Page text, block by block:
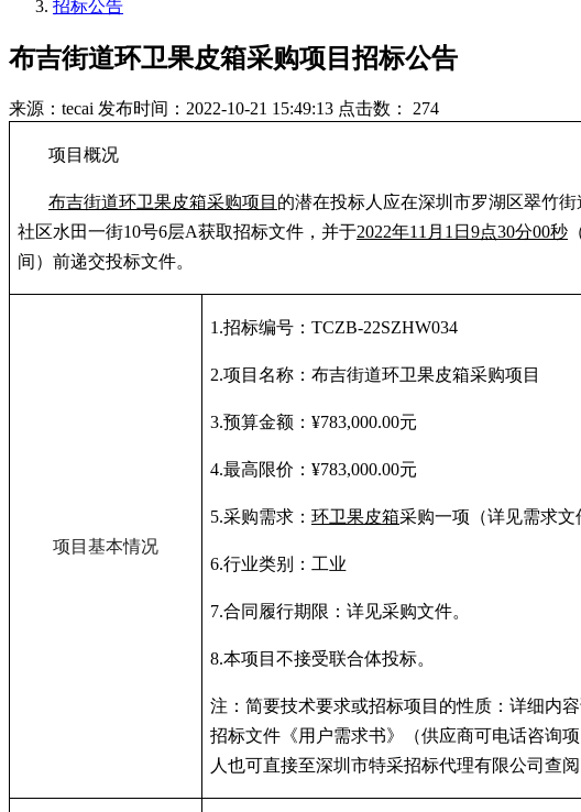
招标公告
布吉街道环卫果皮箱采购项目招标公告
来源：tecai 发布时间：2022-10-21 15:49:13 点击数： 274
项目概况
布吉街道环卫果皮箱采购项目 的潜在投标人应在深圳市罗湖区翠竹街
社区水田一街10号6层A获取招标文件，并于2022年11 月 1 日 9点30分00秒
间）前递交投标文件。
项目基本情况
1.招标编号： TCZB-22SZHW034
2.项目名称：布吉街道环卫果皮箱采购项目
3.预算金额： ¥783,000.00元
4.最高限价： ¥783,000.00元
5.采购需求： 环卫果皮箱采购一项（详见需求文
6.行业类别：工业
7.合同履行期限：详见采购文件。
8.本项目不接受联合体投标。
注：简要技术要求或招标项目的性质：详细内
招标文件《用户需求书》（供应商可电话咨询
人也可直接至深圳市特采招标代理有限公司查阅